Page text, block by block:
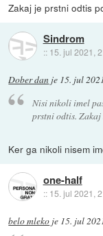
Zakaj je prstni odtis
Sindrom
:: 15. jul 2021,
Dober dan je 15. jul
Nisi nikoli imel
prstni odtis.
Ker ga nikoli nisem
one-half
:: 15. jul 2021,
belo mleko je 15. jul